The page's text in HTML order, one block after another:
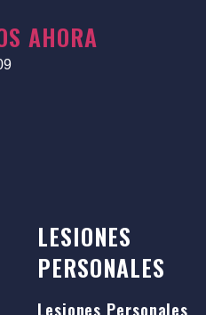
AHORA
LESIONES
PERSONALES
Lesiones Personales